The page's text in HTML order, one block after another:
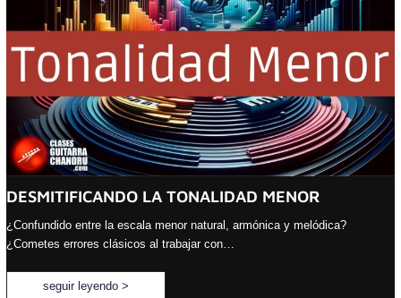
DESMITIFICANDO LA TONALIDAD MENOR
¿Confundido entre la escala menor natural, armónica y melódica?
¿Cometes errores clásicos al trabajar con…
seguir leyendo >